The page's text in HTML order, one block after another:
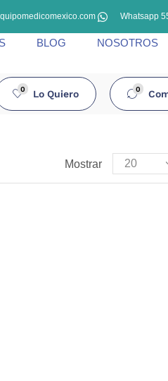
Whatsapp
BLOG
NOSOTROS
0 Lo Quiero 0
Mostrar